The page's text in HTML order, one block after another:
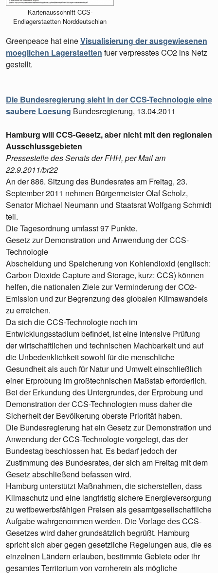
Kartenausschnitt CCS-
Endlagerstaetten Norddeutschlan
Greenpeace hat eineVisualisierung der ausgewiesenen
moeglichen Lagerstaetten fuer verpresstes CO2 ins Netz
gestellt.
Die Bundesregierung sieht in der CCS-Technologie eine
saubere Loesung Bundesregierung, 13.04.2011
Hamburg will CCS-Gesetz, aber nicht mit den regionalen
Ausschlussgebieten
Pressestelle des Senats der FHH, per Mail am
22.9.2011/br22
An der 886. Sitzung des Bundesrates am Freitag, 23.
September 2011 nehmen Bürgermeister Olaf Scholz,
Senator Michael Neumann und Staatsrat Wolfgang Schmidt
teil.
Die Tagesordnung umfasst 97 Punkte.
Gesetz zur Demonstration und Anwendung der CCS-
Technologie
Abscheidung und Speicherung von Kohlendioxid (englisch:
Carbon Dioxide Capture and Storage, kurz: CCS) können
helfen, die nationalen Ziele zur Verminderung der CO2-
Emission und zur Begrenzung des globalen Klimawandels
zu erreichen.
Da sich die CCS-Technologie noch im
Entwicklungsstadium befindet, ist eine intensive Prüfung
der wirtschaftlichen und technischen Machbarkeit und auf
die Unbedenklichkeit sowohl für die menschliche
Gesundheit als auch für Natur und Umwelt einschließlich
einer Erprobung im großtechnischen Maßstab erforderlich.
Bei der Erkundung des Untergrundes, der Erprobung und
Demonstration der CCS-Technologien muss daher die
Sicherheit der Bevölkerung oberste Priorität haben.
Die Bundesregierung hat ein Gesetz zur Demonstration und
Anwendung der CCS-Technologie vorgelegt, das der
Bundestag beschlossen hat. Es bedarf jedoch der
Zustimmung des Bundesrates, der sich am Freitag mit dem
Gesetz abschließend befassen wird.
Hamburg unterstützt Maßnahmen, die sicherstellen, dass
Klimaschutz und eine langfristig sichere Energieversorgung
zu wettbewerbsfähigen Preisen als gesamtgesellschaftliche
Aufgabe wahrgenommen werden. Die Vorlage des CCS-
Gesetzes wird daher grundsätzlich begrüßt. Hamburg
spricht sich aber gegen gesetzliche Regelungen aus, die es
einzelnen Ländern erlauben, bestimmte Gebiete oder ihr
gesamtes Territorium von vornherein als mögliche